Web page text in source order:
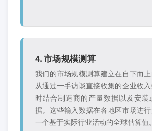
4. 市场规模测算
我们的市场规模测算建立在自下而上
从通过一手访谈直接收集的企业收
时结合制造商的产量数据以及安装
据。这些输入数据在各地区市场进
一个基于实际行业活动的全球估算值。